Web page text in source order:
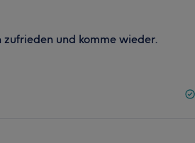
zufrieden und komme wieder.